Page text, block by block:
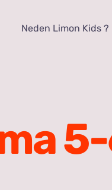
Neden Limon Kids ?